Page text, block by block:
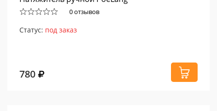
0 отзывов
Статус: под заказ
780